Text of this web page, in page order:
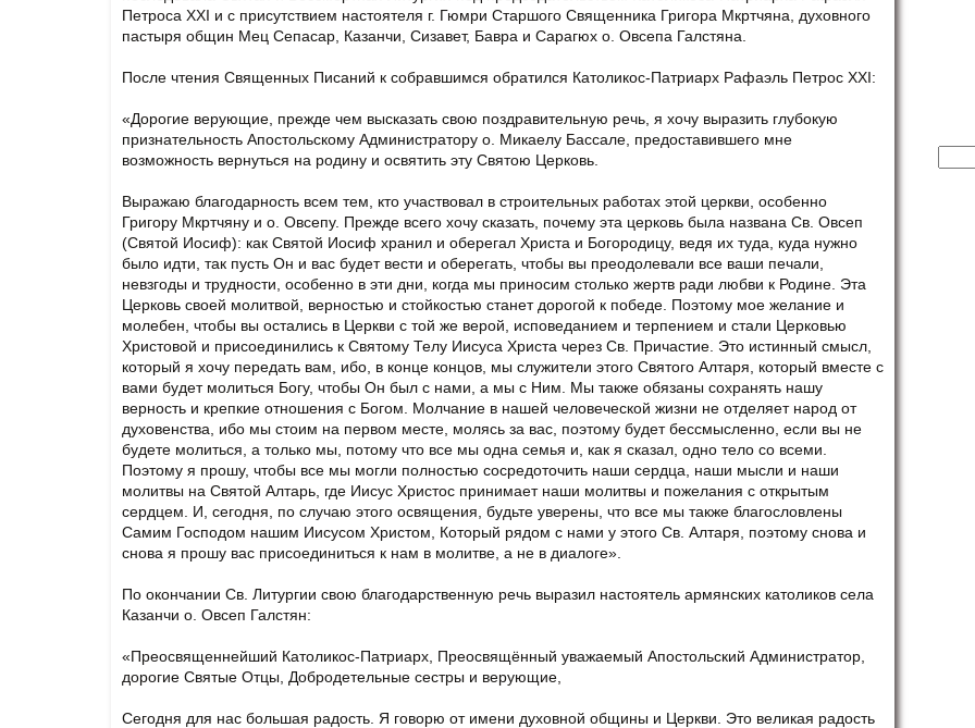
Петроса XXI и с присутствием настоятеля г. Гюмри Старшого Священника Григора Мкртчяна, духовного
пастыря общин Мец Сепасар, Казанчи, Сизавет, Бавра и Сарагюх о. Овсепа Галстяна.
После чтения Священных Писаний к собравшимся обратился Католикос-Патриарх Рафаэль Петрос XXI:
«Дорогие верующие, прежде чем высказать свою поздравительную речь, я хочу выразить глубокую
признательность Апостольскому Администратору о. Микаелу Бассале, предоставившего мне
возможность вернуться на родину и освятить эту Святою Церковь.
Выражаю благодарность всем тем, кто участвовал в строительных работах этой церкви, особенно
Григору Мкртчяну и о. Овсепу. Прежде всего хочу сказать, почему эта церковь была названа Св. Овсеп
(Святой Иосиф): как Святой Иосиф хранил и оберегал Христа и Богородицу, ведя их туда, куда нужно
было идти, так пусть Он и вас будет вести и оберегать, чтобы вы преодолевали все ваши печали,
невзгоды и трудности, особенно в эти дни, когда мы приносим столько жертв ради любви к Родине. Эта
Церковь своей молитвой, верностью и стойкостью станет дорогой к победе. Поэтому мое желание и
молебен, чтобы вы остались в Церкви с той же верой, исповеданием и терпением и стали Церковью
Христовой и присоединились к Святому Телу Иисуса Христа через Св. Причастие. Это истинный смысл,
который я хочу передать вам, ибо, в конце концов, мы служители этого Святого Алтаря, который вместе с
вами будет молиться Богу, чтобы Он был с нами, а мы с Ним. Мы также обязаны сохранять нашу
верность и крепкие отношения с Богом. Молчание в нашей человеческой жизни не отделяет народ от
духовенства, ибо мы стоим на первом месте, молясь за вас, поэтому будет бессмысленно, если вы не
будете молиться, а только мы, потому что все мы одна семья и, как я сказал, одно тело со всеми.
Поэтому я прошу, чтобы все мы могли полностью сосредоточить наши сердца, наши мысли и наши
молитвы на Святой Алтарь, где Иисус Христос принимает наши молитвы и пожелания с открытым
сердцем. И, сегодня, по случаю этого освящения, будьте уверены, что все мы также благословлены
Самим Господом нашим Иисусом Христом, Который рядом с нами у этого Св. Алтаря, поэтому снова и
снова я прошу вас присоединиться к нам в молитве, а не в диалоге».
По окончании Св. Литургии свою благодарственную речь выразил настоятель армянских католиков села
Казанчи о. Овсеп Галстян:
«Преосвященнейший Католикос-Патриарх, Преосвящённый уважаемый Апостольский Администратор,
дорогие Святые Отцы, Добродетельные сестры и верующие,
Сегодня для нас большая радость. Я говорю от имени духовной общины и Церкви. Это великая радость